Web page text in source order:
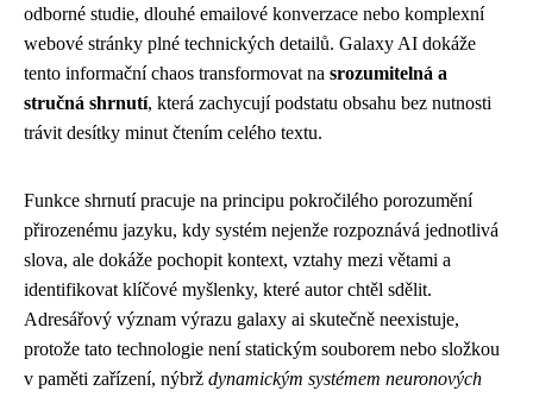
odborné studie, dlouhé emailové konverzace nebo komplexní
webové stránky plné technických detailů. Galaxy AI dokáže
tento informační chaos transformovat na srozumitelná a
stručná shrnutí, která zachycují podstatu obsahu bez nutnosti
trávit desítky minut čtením celého textu.
Funkce shrnutí pracuje na principu pokročilého porozumění
přirozenému jazyku, kdy systém nejenže rozpoznává jednotlivá
slova, ale dokáže pochopit kontext, vztahy mezi větami a
identifikovat klíčové myšlenky, které autor chtěl sdělit.
Adresářový význam výrazu galaxy ai skutečně neexistuje,
protože tato technologie není statickým souborem nebo složkou
v paměti zařízení, nýbrž dynamickým systémem neuronových